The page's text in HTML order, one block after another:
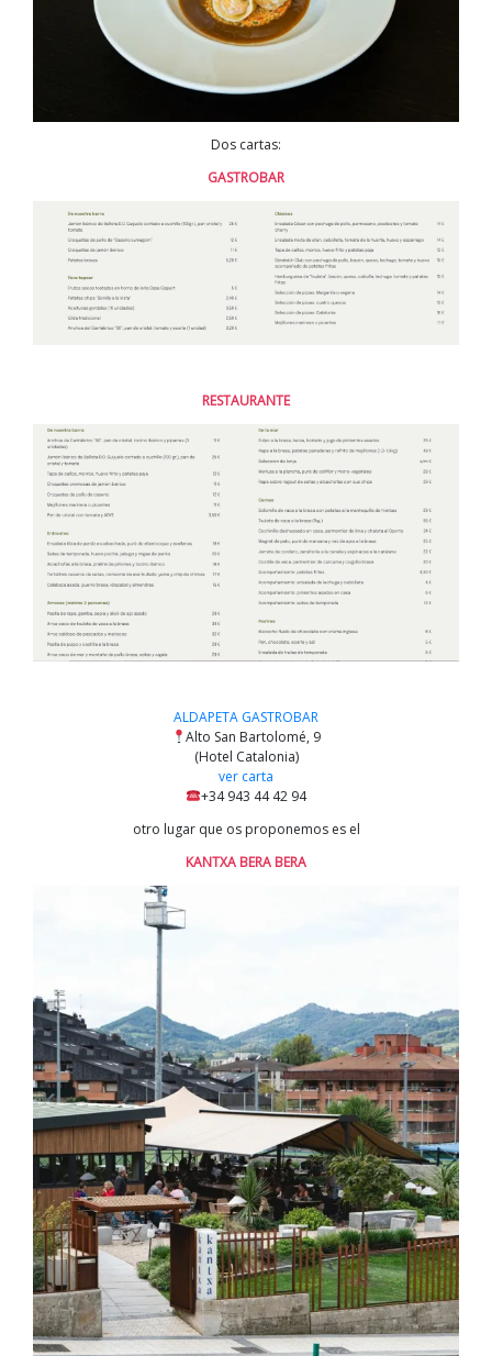
Dos cartas:
GASTROBAR
RESTAURANTE
ALDAPETA GASTROBAR
Alto San Bartolomé, 9
(Hotel Catalonia)
ver carta
+34 943 44 42 94
otro lugar que os proponemos es el
KANTXA BERA BERA